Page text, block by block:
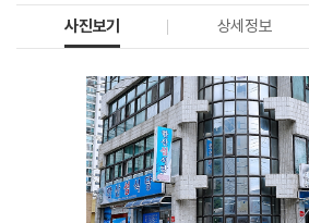
사진보기 상세정보